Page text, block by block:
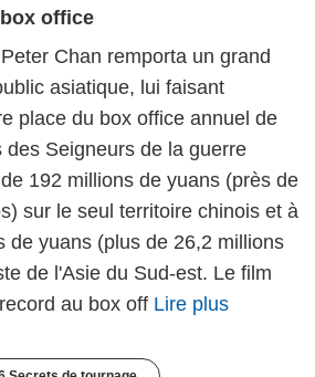
office
Chan remporta un grand
asiatique, lui faisant
place du box office annuel de
des Seigneurs de la guerre
192 millions de yuans (près de
sur le seul territoire chinois et à
de yuans (plus de 26,2 millions
de l'Asie du Sud-est. Le film
au box off Lire plus